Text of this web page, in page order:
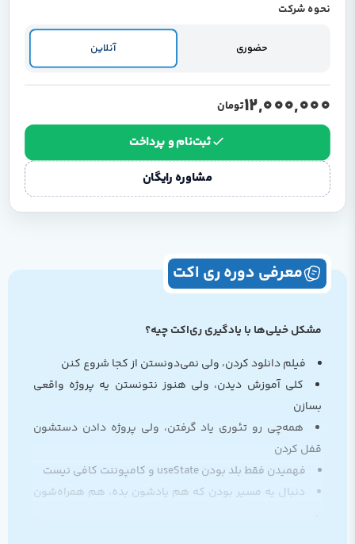
نحوه شرکت
حضوری آنلاین
12,000,000تومان
ثبت‌نام و پرداخت
مشاوره رایگان
معرفی دوره ری اکت
مشکل خیلی‌ها با یادگیری ری‌اکت چیه؟
فیلم دانلود کردن، ولی نمی‌دونستن از کجا شروع کنن
کلی آموزش دیدن، ولی هنوز نتونستن یه پروژه واقعی
بسازن
همه‌چی رو تئوری یاد گرفتن، ولی پروژه دادن دستشون
قفل کردن
فهمیدن فقط بلد بودن useState و کامپوننت کافی نیست
دنبال یه مسیر بودن که هم یادشون بده، هم همراه‌شون
باشه